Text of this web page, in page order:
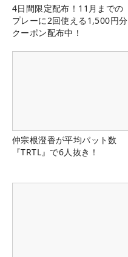
4日間限定配布！11月までの
プレーに2回使える1,500円分
クーポン配布中！
仲宗根澄香が平均パット数
『TRTL』で6人抜き！